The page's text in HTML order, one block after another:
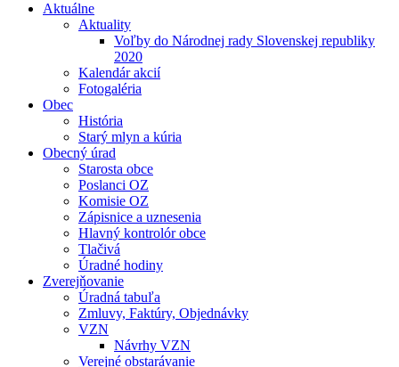
Aktuálne
Aktuality
Voľby do Národnej rady Slovenskej republiky
2020
Kalendár akcií
Fotogaléria
Obec
História
Starý mlyn a kúria
Obecný úrad
Starosta obce
Poslanci OZ
Komisie OZ
Zápisnice a uznesenia
Hlavný kontrolór obce
Tlačivá
Úradné hodiny
Zverejňovanie
Úradná tabuľa
Zmluvy, Faktúry, Objednávky
VZN
Návrhy VZN
Verejné obstarávanie